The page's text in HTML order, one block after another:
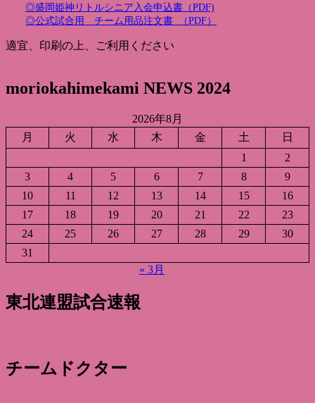
◎盛岡姫神リトルシニア入会申込書（PDF)
◎公式試合用 チーム用品注文書 （PDF）
適宜、印刷の上、ご利用ください
moriokahimekami NEWS 2024
2026年8月
月
火 水 木 金 土
日
1
2
3
4 5 6 7 8
9
10
11 12 13 14 15
16
17
18 19 20 21 22
23
24
25 26 27 28 29
30
31
« 3月
東北連盟試合速報
チームドクター